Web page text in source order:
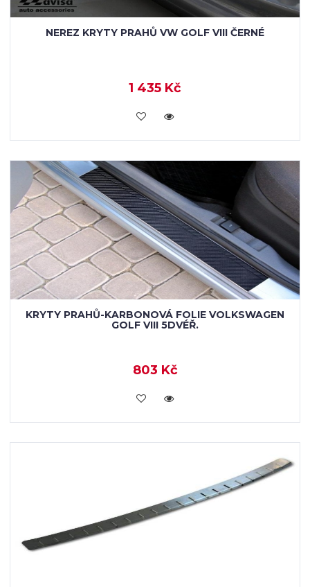
NEREZ KRYTY PRAHŮ VW GOLF VIII ČERNÉ
1 435 Kč
KOUPIT
KRYTY PRAHŮ-KARBONOVÁ FOLIE VOLKSWAGEN
GOLF VIII 5DVÉŘ.
803 Kč
KOUPIT